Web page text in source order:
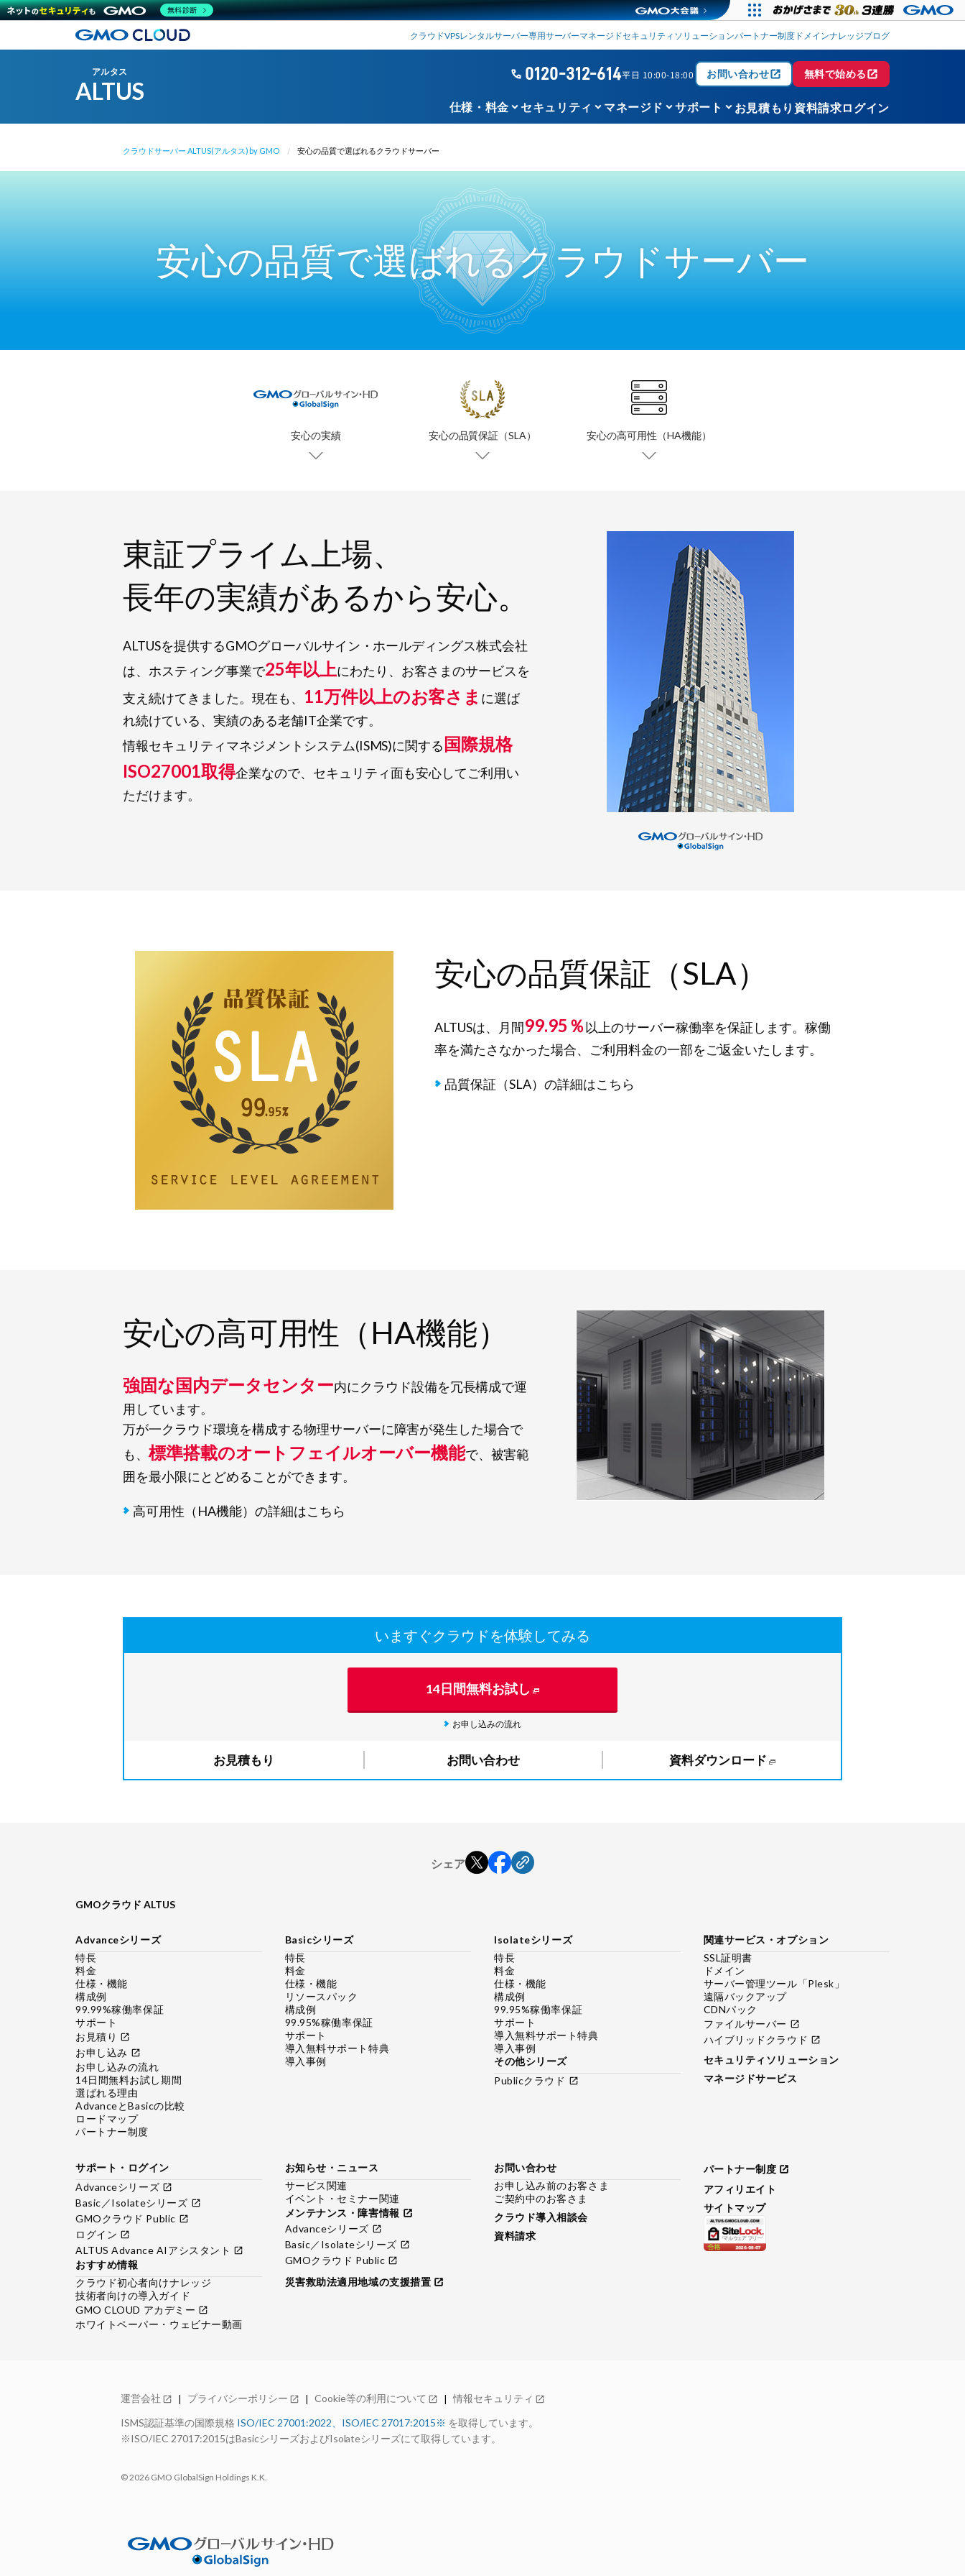
クラウドVPSレンタルサーバー専用サーバーマネージドセキュリティソリューションパートナー制度 ドメインナレッジブログ
ALTUS
アルタス phone 0120-312-614平日 10:00-18:00 お問い合わせopen_in_new 無料で始めるopen_in_new
仕様・料金 keyboard_arrow_down セキュリティ keyboard_arrow_down マネージド keyboard_arrow_downサポート keyboard_arrow_down お見積もり 資料請求ログイン
クラウドサーバー ALTUS(アルタス) by GMO 安心の品質で選ばれるクラウドサーバー
安心の品質で選ばれるクラウドサーバー
安心の実績 安心の品質保証（SLA） 安心の高可用性（HA機能）
東証プライム上場、
長年の実績があるから安心。
ALTUSを提供するGMOグローバルサイン・ホールディングス株式会社
は、ホスティング事業で25年以上にわたり、お客さまのサービスを
支え続けてきました。現在も、
11万件以上のお客さま に選ば
れ続けている、実績のある老舗IT企業です。
情報セキュリティマネジメントシステム(ISMS)に関する国際規格
ISO27001取得企業なので、セキュリティ面も安心してご利用い
ただけます。
安心の品質保証（SLA）
ALTUSは、月間99.95％以上のサーバー稼働率を保証します。稼働
率を満たさなかった場合、ご利用料金の一部をご返金いたします。
品質保証（SLA）の詳細はこちら
安心の高可用性（HA機能）
強固な国内データセンター内にクラウド設備を冗長構成で運
用しています。
万が一クラウド環境を構成する物理サーバーに障害が発生した場合で
も、 標準搭載のオートフェイルオーバー機能で、被害範
囲を最小限にとどめることができます。
高可用性（HA機能）の詳細はこちら
いますぐクラウドを体験してみる
14日間無料お試し
お申し込みの流れ
お見積もり お問い合わせ 資料ダウンロード
シェア
GMOクラウド ALTUS
Advanceシリーズ
特長
料金
仕様・機能
構成例
99.99%稼働率保証
サポート
お見積り open_in_new
お申し込み open_in_new
お申し込みの流れ
14日間無料お試し期間
選ばれる理由
AdvanceとBasicの比較
ロードマップ
パートナー制度
Basicシリーズ
特長
料金
仕様・機能
リソースパック
構成例
99.95%稼働率保証
サポート
導入無料サポート特典
導入事例
Isolateシリーズ
特長
料金
仕様・機能
構成例
99.95%稼働率保証
サポート
導入無料サポート特典
導入事例
その他シリーズ
Publicクラウド open_in_new
関連サービス・オプション
SSL証明書
ドメイン
サーバー管理ツール「Plesk」
遠隔バックアップ
CDNパック
ファイルサーバー open_in_new
ハイブリッドクラウド open_in_new
セキュリティソリューション
マネージドサービス
サポート・ログイン
Advanceシリーズ open_in_new
Basic／Isolateシリーズ open_in_new
GMOクラウド Public open_in_new
ログイン open_in_new
ALTUS Advance AIアシスタント open_in_new
おすすめ情報
クラウド初心者向けナレッジ
技術者向けの導入ガイド
GMO CLOUD アカデミー open_in_new
ホワイトペーパー・ウェビナー動画
お知らせ・ニュース
サービス関連
イベント・セミナー関連
メンテナンス・障害情報 open_in_new
Advanceシリーズ open_in_new
Basic／Isolateシリーズ open_in_new
GMOクラウド Public open_in_new
災害救助法適用地域の支援措置 open_in_new
お問い合わせ
お申し込み前のお客さま
ご契約中のお客さま
クラウド導入相談会
資料請求
パートナー制度 open_in_new
アフィリエイト
サイトマップ
運営会社 open_in_new プライバシーポリシー open_in_new Cookie等の利用について open_in_new 情報セキュリティ open_in_new
ISMS認証基準の国際規格 ISO/IEC 27001:2022、ISO/IEC 27017:2015※ を取得しています。
※ISO/IEC 27017:2015はBasicシリーズおよびIsolateシリーズにて取得しています。
© 2026 GMO GlobalSign Holdings K.K.
無料診断